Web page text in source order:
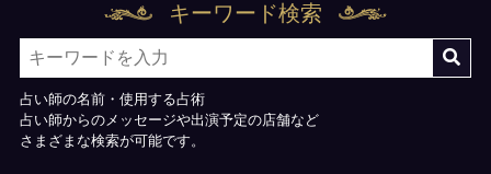
キーワード検索
占い師の名前・使用する占術
占い師からのメッセージや出演予定の店舗など
さまざまな検索が可能です。